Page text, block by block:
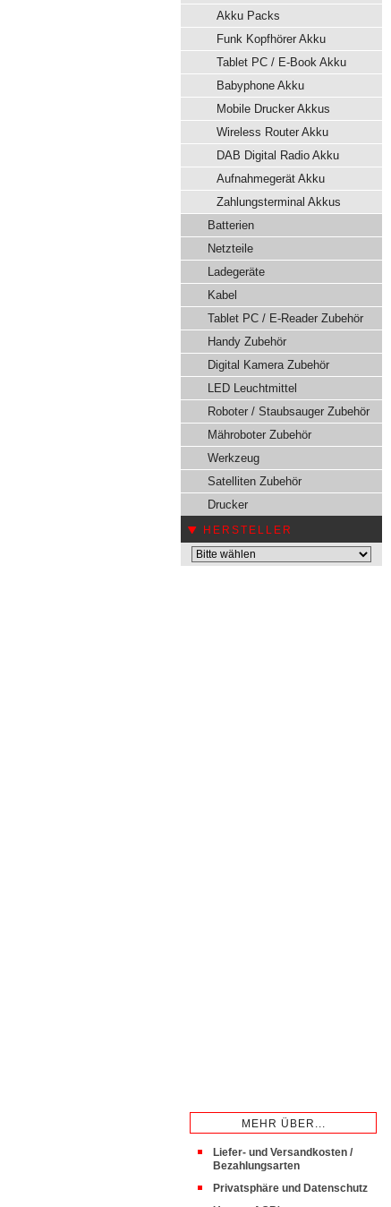
Akku Packs
Funk Kopfhörer Akku
Tablet PC / E-Book Akku
Babyphone Akku
Mobile Drucker Akkus
Wireless Router Akku
DAB Digital Radio Akku
Aufnahmegerät Akku
Zahlungsterminal Akkus
Batterien
Netzteile
Ladegeräte
Kabel
Tablet PC / E-Reader Zubehör
Handy Zubehör
Digital Kamera Zubehör
LED Leuchtmittel
Roboter / Staubsauger Zubehör
Mähroboter Zubehör
Werkzeug
Satelliten Zubehör
Drucker
HERSTELLER
MEHR ÜBER...
Liefer- und Versandkosten /
Bezahlungsarten
Privatsphäre und Datenschutz